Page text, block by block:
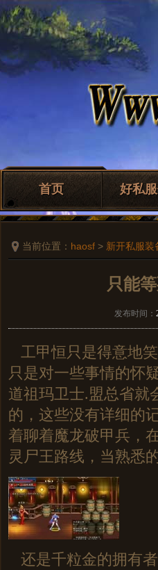
首页 好私
当前位置： haosf > 新开私服装
只能
发布时间：
工甲恒只是得意地
只是对一些事情的怀
道祖玛卫士.盟总省
的，这些没有详细的
着聊着魔龙破甲兵，
灵尸王路线，当熟悉
还是千粒金的拥有